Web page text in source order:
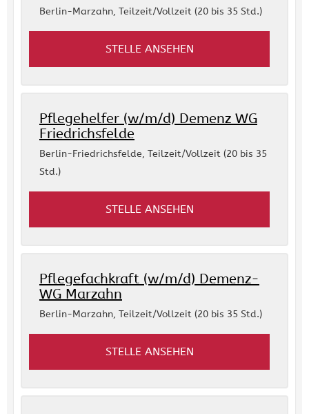
Berlin-Marzahn, Teilzeit/Vollzeit (20 bis 35 Std.)
STELLE ANSEHEN
Pflegehelfer (w/m/d) Demenz WG
Friedrichsfelde
Berlin-Friedrichsfelde, Teilzeit/Vollzeit (20 bis 35
Std.)
STELLE ANSEHEN
Pflegefachkraft (w/m/d) Demenz-
WG Marzahn
Berlin-Marzahn, Teilzeit/Vollzeit (20 bis 35 Std.)
STELLE ANSEHEN